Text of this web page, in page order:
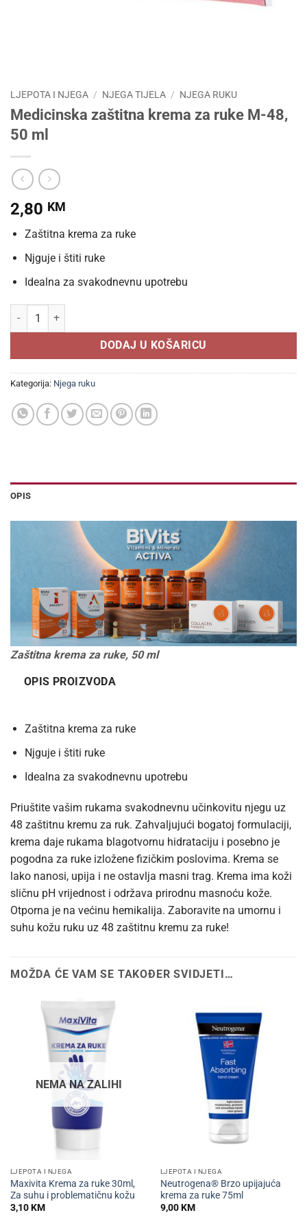
LJEPOTA I NJEGA / NJEGA TIJELA / NJEGA RUKU
Medicinska zaštitna krema za ruke M-48,
50 ml
2,80 KM
Zaštitna krema za ruke
Njguje i štiti ruke
Idealna za svakodnevnu upotrebu
Medicinska zaštitna krema za ruke M-48, 50 ml količina
DODAJ U KOŠARICU
Kategorija: Njega ruku
OPIS
Zaštitna krema za ruke, 50 ml
OPIS PROIZVODA
Zaštitna krema za ruke
Njguje i štiti ruke
Idealna za svakodnevnu upotrebu
Priuštite vašim rukama svakodnevnu učinkovitu njegu uz
48 zaštitnu kremu za ruk. Zahvaljujući bogatoj formulaciji,
krema daje rukama blagotvornu hidrataciju i posebno je
pogodna za ruke izložene fizičkim poslovima. Krema se
lako nanosi, upija i ne ostavlja masni trag. Krema ima koži
sličnu pH vrijednost i održava prirodnu masnoću kože.
Otporna je na većinu hemikalija. Zaboravite na umornu i
suhu kožu ruku uz 48 zaštitnu kremu za ruke!
MOŽDA ĆE VAM SE TAKOĐER SVIDJETI…
NEMA NA ZALIHI
LJEPOTA I NJEGA
Maxivita Krema za ruke 30ml,
Za suhu i problematičnu kožu
3,10KM
LJEPOTA I NJEGA
Neutrogena® Brzo upijajuća
krema za ruke 75ml
9,00KM